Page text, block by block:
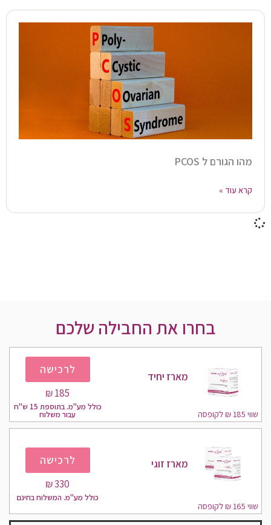
מהו הגורם ל PCOS
קרא עוד »
בחרו את החבילה שלכם
מארז יחיד
שווי 185 ₪ לקופסה
לרכישה
185 ₪
כולל מע"מ. בתוספת 15 ש''ח
עבור משלוח
מארז זוגי
שווי 165 ₪ לקופסה
לרכישה
330 ₪​
כולל מע"מ. המשלוח בחינם